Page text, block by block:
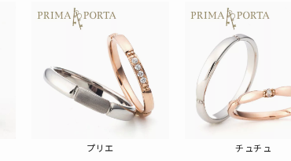
プリエ チュチュ